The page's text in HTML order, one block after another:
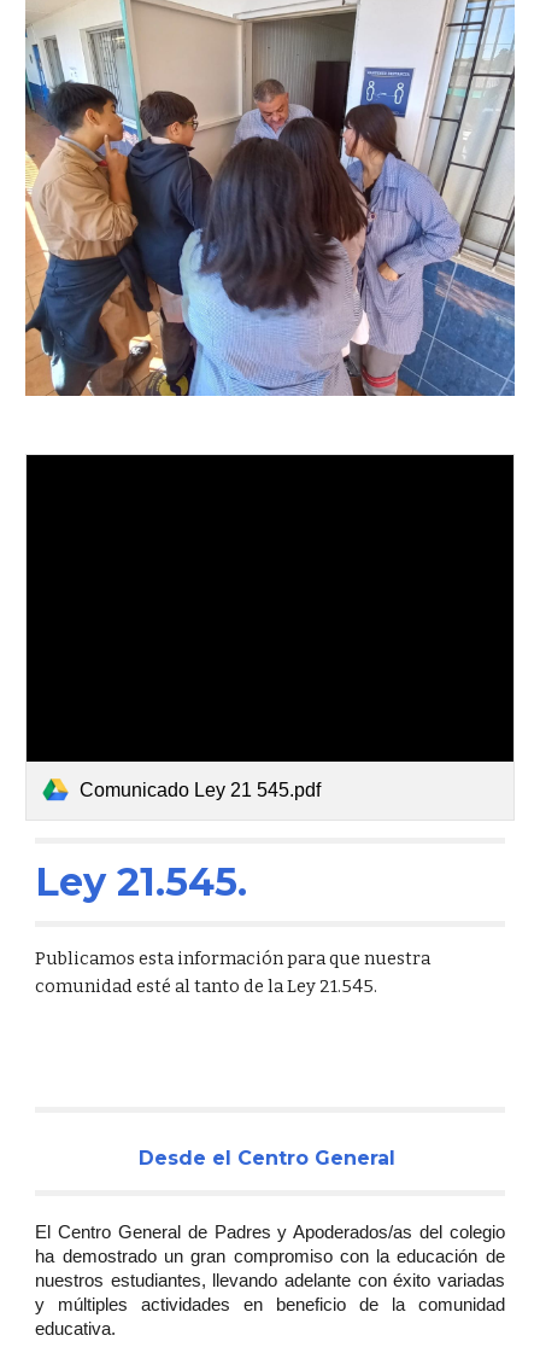
Comunicado Ley 21 545.pdf
Ley 21.545.
Publicamos esta información para que nuestra
comunidad esté al tanto de la Ley 21.545.
Desde el Centro General
El Centro General de Padres y Apoderados/as del colegio
ha demostrado un gran compromiso con la educación de
nuestros estudiantes, llevando adelante con éxito variadas
y múltiples actividades en beneficio de la comunidad
educativa.